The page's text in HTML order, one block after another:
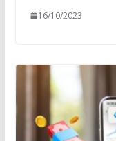
16/10/2023